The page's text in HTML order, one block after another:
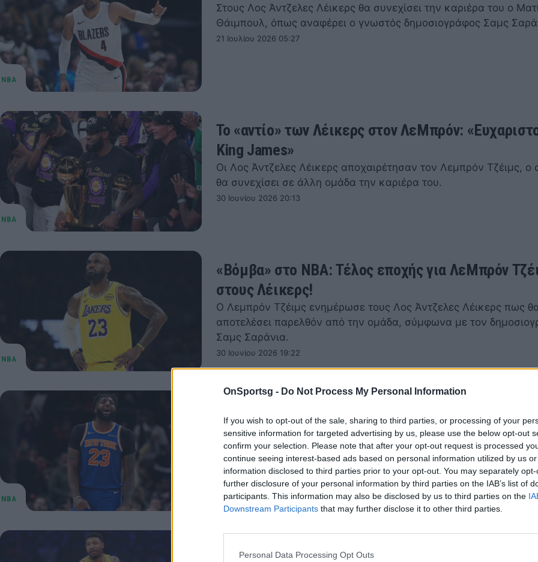
OnSportsg - Do Not Process My Personal Information
If you wish to opt-out of the sale, sharing to third parties, or processing of your
sensitive information for targeted advertising by us, please use the below opt-out
confirm your selection. Please note that after your opt-out request is processed
continue seeing interest-based ads based on personal information utilized by us
information disclosed to third parties prior to your opt-out. You may separately
further disclosure of your personal information by third parties on the IAB’s list of
participants. This information may also be disclosed by us to third parties on the
Downstream Participants that may further disclose it to other third parties.
Personal Data Processing Opt Outs
Στους Λος Άντζελες Λέικερς θα συνεχίσει την καριέρα του ο
Θάιμπουλ, όπως αναφέρει ο γνωστός δημοσιογράφος Σαμς
21 Ιουλίου 2026 05:27
Το «αντίο» των Λέικερς στον ΛεΜπρόν:
King James»
Οι Λος Άντζελες Λέικερς αποχαιρέτησαν τον Λεμπρόν Τζέιμς, ο
θα συνεχίσει σε άλλη ομάδα την καριέρα του.
30 Ιουνίου 2026 20:13
«Βόμβα» στο NBA: Τέλος εποχής για ΛεΜπρόν
στους Λέικερς!
Ο Λεμπρόν Τζέιμς ενημέρωσε τους Λος Άντζελες Λέικερς πως
αποτελέσει παρελθόν από την ομάδα, σύμφωνα με τον
Σαμς Σαράνια.
30 Ιουνίου 2026 19:22
Ρόμπινσον
Λος Άντζελες Λέικερς και Μπρούκλιν Νετς εξετάζουν την
27χρονου σέντερ, Μίτσελ Ρόμπινσον.
NBA: Σενάρια αποχώρησης του Σμαρτ από τους